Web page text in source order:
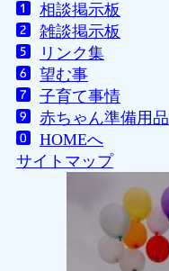
相談掲示板
雑談掲示板
リンク集
望む事
子育て事情
赤ちゃん準備用品
HOMEへ
サイトマップ